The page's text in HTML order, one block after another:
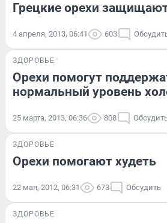
Грецкие орехи
4 апреля, 2013, 06:41 603
ЗДОРОВЬЕ
Орехи помогут
нормальный уровень
25 марта, 2013, 06:36 808
ЗДОРОВЬЕ
Орехи помогают худеть
22 мая, 2012, 06:31 673 Обсудить
ЗДОРОВЬЕ